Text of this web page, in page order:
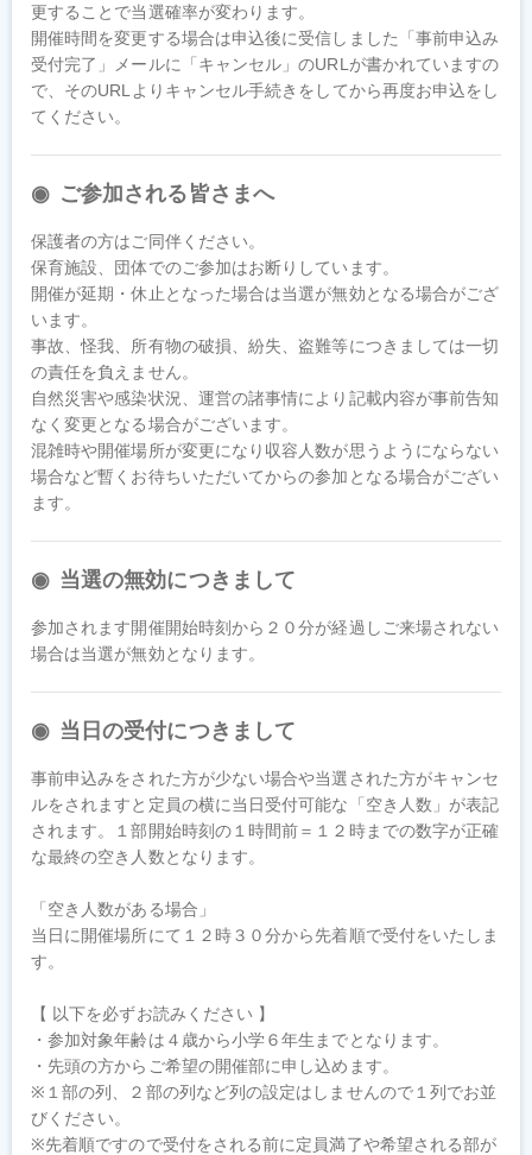
更することで当選確率が変わります。
開催時間を変更する場合は申込後に受信しました「事前申込み
受付完了」メールに「キャンセル」のURLが書かれていますの
で、そのURLよりキャンセル手続きをしてから再度お申込をし
てください。
ご参加される皆さまへ
保護者の方はご同伴ください。
保育施設、団体でのご参加はお断りしています。
開催が延期・休止となった場合は当選が無効となる場合がござ
います。
事故、怪我、所有物の破損、紛失、盗難等につきましては一切
の責任を負えません。
自然災害や感染状況、運営の諸事情により記載内容が事前告知
なく変更となる場合がございます。
混雑時や開催場所が変更になり収容人数が思うようにならない
場合など暫くお待ちいただいてからの参加となる場合がござい
ます。
当選の無効につきまして
参加されます開催開始時刻から２０分が経過しご来場されない
当日の受付につきまして
事前申込みをされた方が少ない場合や当選された方がキャンセ
ルをされますと定員の横に当日受付可能な「空き人数」が表記
されます。１部開始時刻の１時間前＝１２時までの数字が正確
な最終の空き人数となります。
「空き人数がある場合」
当日に開催場所にて１２時３０分から先着順で受付をいたしま
す。
【 以下を必ずお読みください 】
・参加対象年齢は４歳から小学６年生までとなります。
・先頭の方からご希望の開催部に申し込めます。
※１部の列、２部の列など列の設定はしませんので１列でお並
びください。
※先着順ですので受付をされる前に定員満了や希望される部が